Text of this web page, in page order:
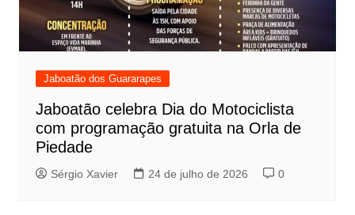
Jaboatão dos Guararapes
Jaboatão celebra Dia do Motociclista
com programação gratuita na Orla de
Piedade
Sérgio Xavier 24 de julho de 2026 0